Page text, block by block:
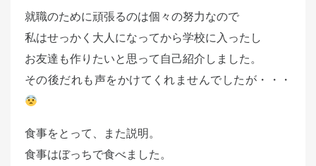
就職のために頑張るのは個々の努力なので
私はせっかく大人になってから学校に入ったし
お友達も作りたいと思って自己紹介しました。
その後だれも声をかけてくれませんでしたが・・・
食事をとって、また説明。
食事はぼっちで食べました。